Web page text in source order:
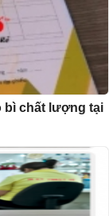
bì chất lượng tại